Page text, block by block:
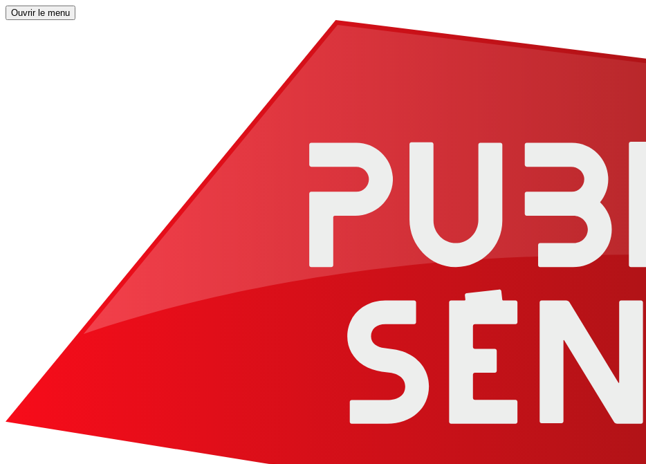
Ouvrir le menu